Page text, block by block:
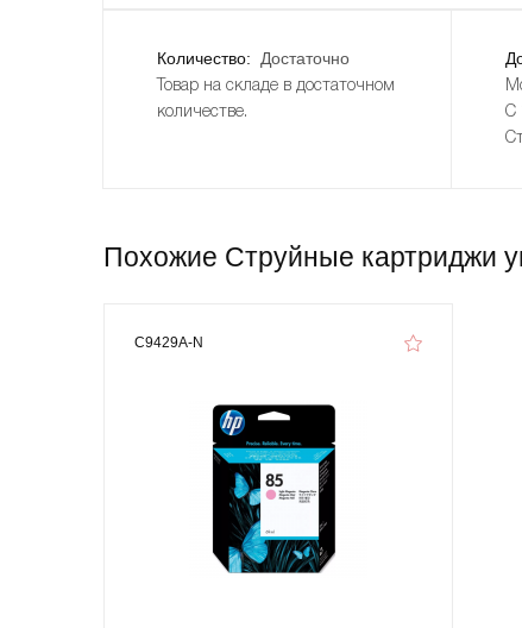
Количество: Достаточно
Товар на складе в достаточном
количестве.
С
Похожие Струйные картриджи
C9429A-N